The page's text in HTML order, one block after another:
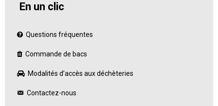
En un clic
Questions fréquentes
Commande de bacs
Modalités d’accès aux déchèteries
Contactez-nous